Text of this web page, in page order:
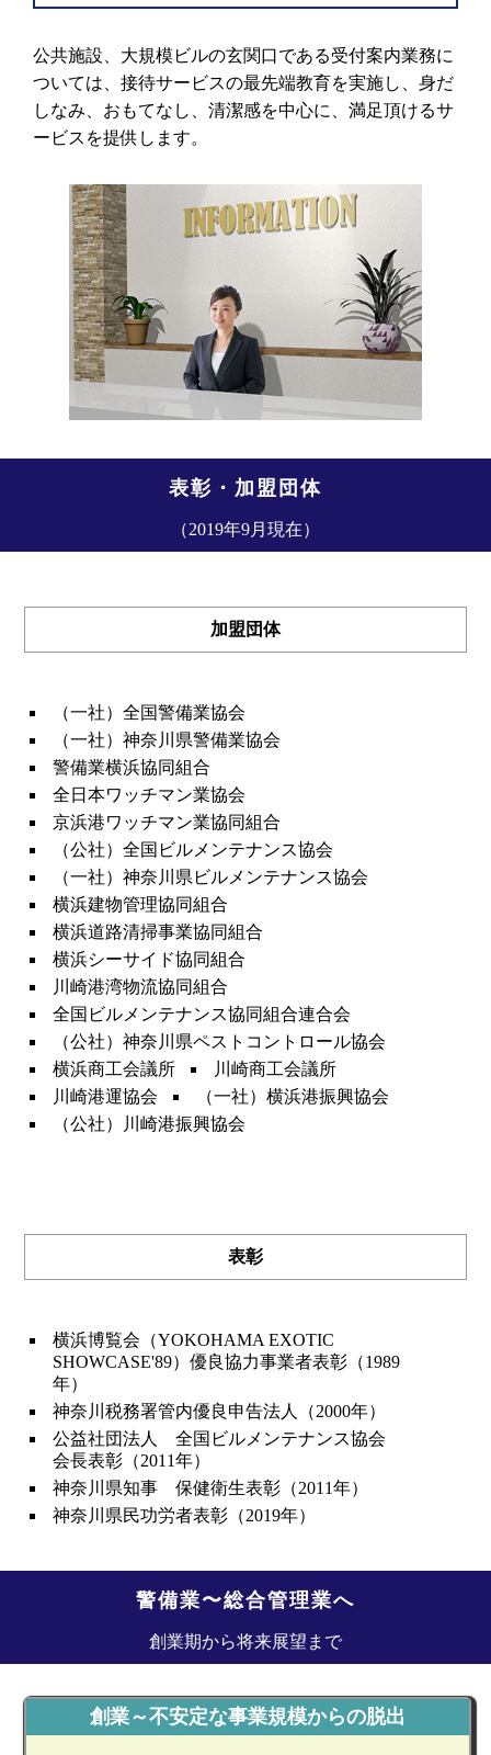
公共施設、大規模ビルの玄関口である受付案内業務に
ついては、接待サービスの最先端教育を実施し、身だ
しなみ、おもてなし、清潔感を中心に、満足頂けるサ
ービスを提供します。
表彰・加盟団体
（2019年9月現在）
加盟団体
（一社）全国警備業協会
（一社）神奈川県警備業協会
警備業横浜協同組合
全日本ワッチマン業協会
京浜港ワッチマン業協同組合
（公社）全国ビルメンテナンス協会
（一社）神奈川県ビルメンテナンス協会
横浜建物管理協同組合
横浜道路清掃事業協同組合
横浜シーサイド協同組合
川崎港湾物流協同組合
全国ビルメンテナンス協同組合連合会
（公社）神奈川県ペストコントロール協会
横浜商工会議所
川崎商工会議所
川崎港運協会
（一社）横浜港振興協会
（公社）川崎港振興協会
表彰
横浜博覧会（YOKOHAMA EXOTIC
SHOWCASE'89）優良協力事業者表彰（1989
年）
神奈川税務署管内優良申告法人（2000年）
公益社団法人 全国ビルメンテナンス協会
会長表彰（2011年）
神奈川県知事 保健衛生表彰（2011年）
神奈川県民功労者表彰（2019年）
警備業〜総合管理業へ
創業期から将来展望まで
創業～不安定な事業規模からの脱出